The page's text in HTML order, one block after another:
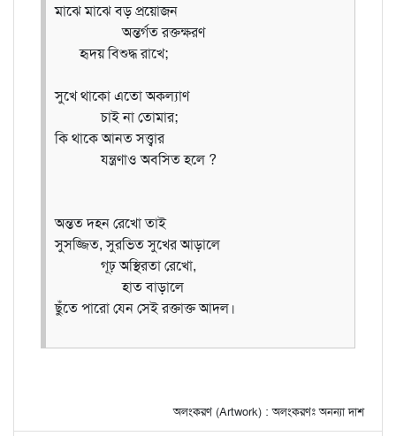
মাঝে মাঝে বড় প্রয়োজন
অন্তর্গত রক্তক্ষরণ
হৃদয় বিশুদ্ধ রাখে;
সুখে থাকো এতো অকল্যাণ
চাই না তোমার;
কি থাকে আনত সত্ত্বার
যন্ত্রণাও অবসিত হলে ?
অন্তত দহন রেখো তাই
সুসজ্জিত, সুরভিত সুখের আড়ালে
গূঢ় অস্থিরতা রেখো,
হাত বাড়ালে
ছুঁতে পারো যেন সেই রক্তাক্ত আদল।
অলংকরণ (Artwork) : অলংকরণঃ অনন্যা দাশ